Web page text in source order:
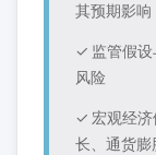
其预期影响
✓ 监管假设
风险
✓ 宏观经济
长、通货膨